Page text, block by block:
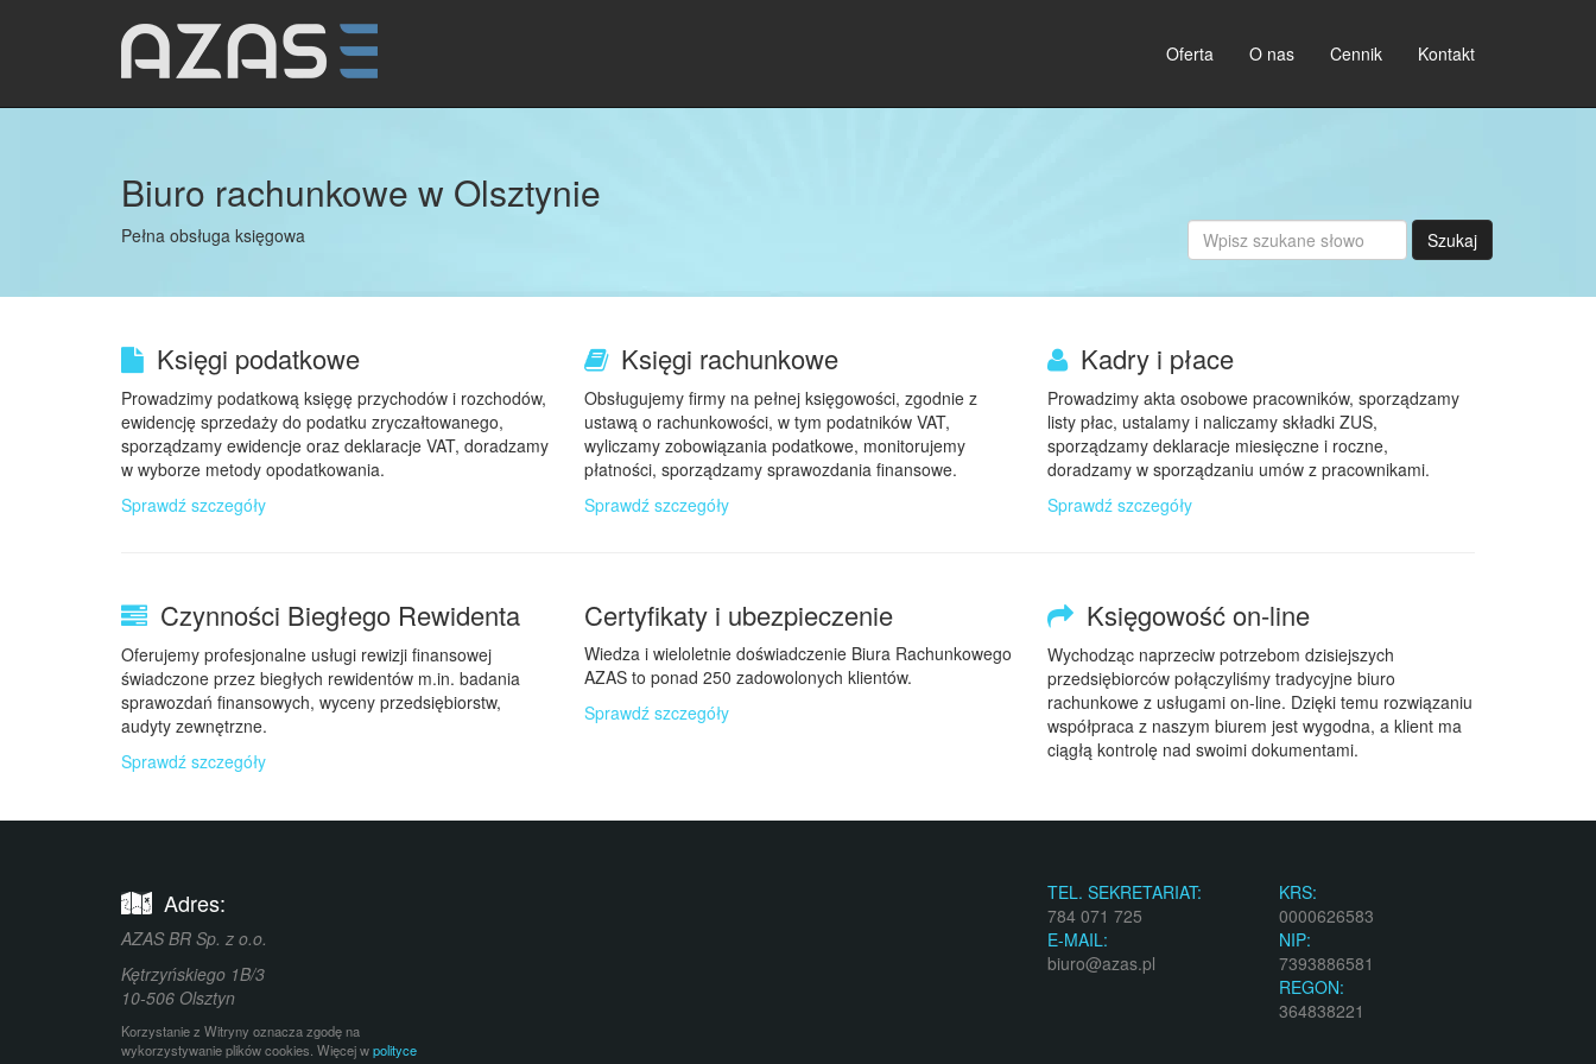
Oferta O nas Cennik Kontakt
Biuro rachunkowe w Olsztynie
Pełna obsługa księgowa Szukaj
Księgi podatkowe
Prowadzimy podatkową księgę przychodów i rozchodów,
ewidencję sprzedaży do podatku zryczałtowanego,
sporządzamy ewidencje oraz deklaracje VAT, doradzamy
w wyborze metody opodatkowania.
Sprawdź szczegóły
Księgi rachunkowe
Obsługujemy firmy na pełnej księgowości, zgodnie z
ustawą o rachunkowości, w tym podatników VAT,
wyliczamy zobowiązania podatkowe, monitorujemy
płatności, sporządzamy sprawozdania finansowe.
Sprawdź szczegóły
Kadry i płace
Prowadzimy akta osobowe pracowników, sporządzamy
listy płac, ustalamy i naliczamy składki ZUS,
sporządzamy deklaracje miesięczne i roczne,
doradzamy w sporządzaniu umów z pracownikami.
Sprawdź szczegóły
Czynności Biegłego Rewidenta
Oferujemy profesjonalne usługi rewizji finansowej
świadczone przez biegłych rewidentów m.in. badania
sprawozdań finansowych, wyceny przedsiębiorstw,
audyty zewnętrzne.
Sprawdź szczegóły
Certyfikaty i ubezpieczenie
Wiedza i wieloletnie doświadczenie Biura Rachunkowego
AZAS to ponad 250 zadowolonych klientów.
Sprawdź szczegóły
Księgowość on-line
Wychodząc naprzeciw potrzebom dzisiejszych
przedsiębiorców połączyliśmy tradycyjne biuro
rachunkowe z usługami on-line. Dzięki temu rozwiązaniu
współpraca z naszym biurem jest wygodna, a klient ma
ciągłą kontrolę nad swoimi dokumentami.
Adres:
AZAS BR Sp. z o.o.
Kętrzyńskiego 1B/3
10-506 Olsztyn
Korzystanie z Witryny oznacza zgodę na
wykorzystywanie plików cookies. Więcej wpolityce
TEL. SEKRETARIAT:
784 071 725
E-MAIL:
biuro@azas.pl
KRS:
0000626583
NIP:
7393886581
REGON:
364838221